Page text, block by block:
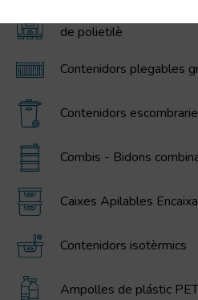
de polietilè
Contenidors plegables
Contenidors
Combis - Bidons
Caixes Apilables
Contenidors isotèrmics
Ampolles de plástic PET